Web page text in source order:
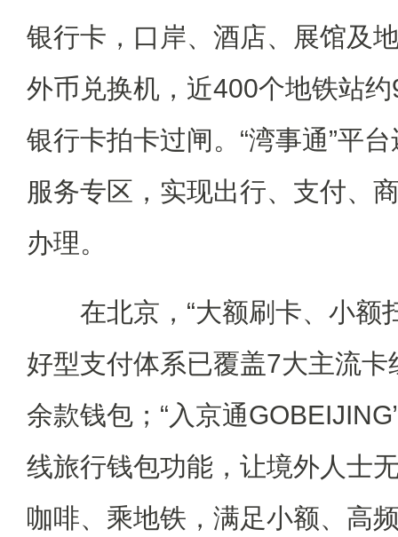
银行卡，口岸、酒店、展馆及
外币兑换机，近400个地铁站
银行卡拍卡过闸。“湾事通”平
服务专区，实现出行、支付、
办理。
在北京，“大额刷卡、小额
好型支付体系已覆盖7大主流
余款钱包；“入京通
线旅行钱包功能，让境外人士
咖啡、乘地铁，满足小额、高